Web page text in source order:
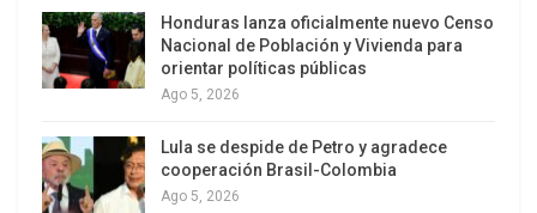
Honduras lanza oficialmente nuevo Censo
Nacional de Población y Vivienda para
orientar políticas públicas
Ago 5, 2026
Lula se despide de Petro y agradece
cooperación Brasil-Colombia
Ago 5, 2026